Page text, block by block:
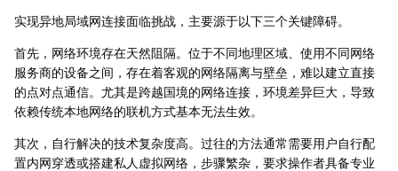
实现异地局域网连接面临挑战，主要源于以下三个关键障碍。
首先，网络环境存在天然阻隔。位于不同地理区域、使用不同网络
服务商的设备之间，存在着客观的网络隔离与壁垒，难以建立直接
的点对点通信。尤其是跨越国境的网络连接，环境差异巨大，导致
依赖传统本地网络的联机方式基本无法生效。
其次，自行解决的技术复杂度高。过往的方法通常需要用户自行配
置内网穿透或搭建私人虚拟网络，步骤繁杂，要求操作者具备专业